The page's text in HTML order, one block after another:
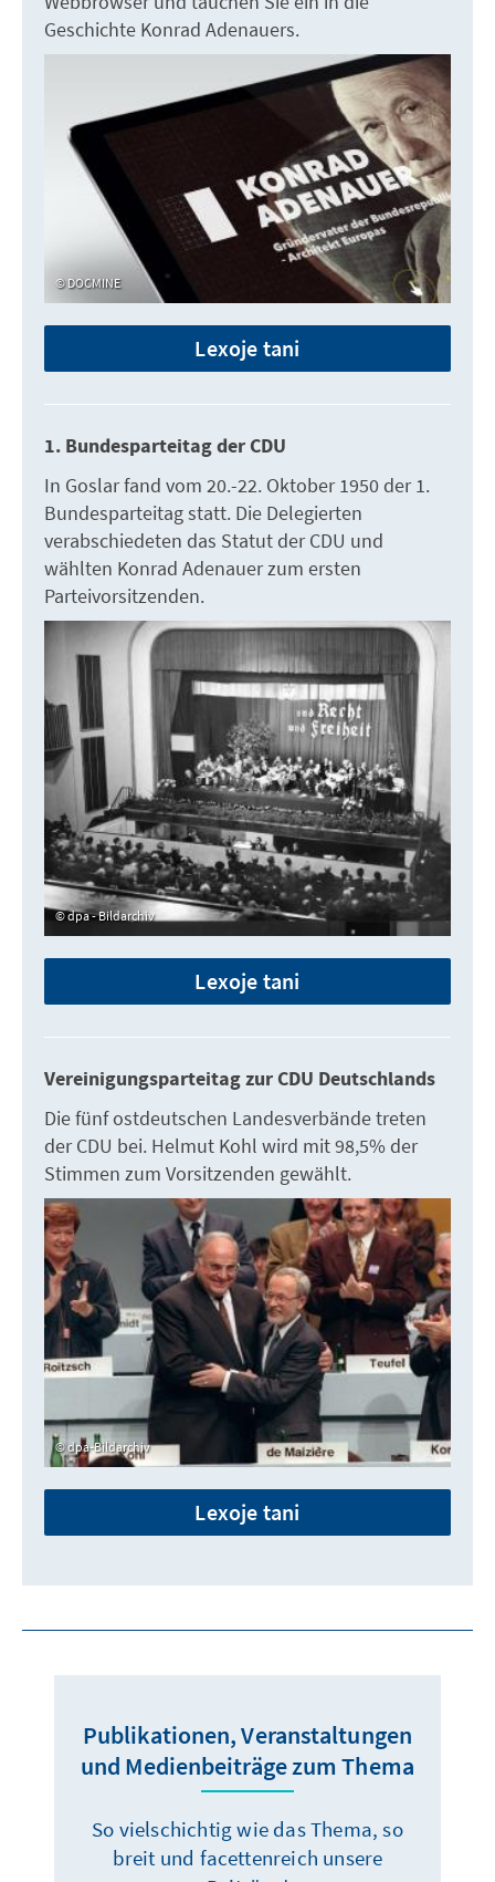
Geschichte Konrad Adenauers.
DOCMINE
Lexoje tani
1. Bundesparteitag der CDU
In Goslar fand vom 20.-22. Oktober 1950 der 1.
Bundesparteitag statt. Die Delegierten
verabschiedeten das Statut der CDU und
wählten Konrad Adenauer zum ersten
Parteivorsitzenden.
dpa - Bildarchiv
Lexoje tani
Vereinigungsparteitag zur CDU Deutschlands
Die fünf ostdeutschen Landesverbände treten
der CDU bei. Helmut Kohl wird mit 98,5% der
Stimmen zum Vorsitzenden gewählt.
dpa-Bildarchiv
Lexoje tani
Publikationen, Veranstaltungen
und Medienbeiträge zum Thema
So vielschichtig wie das Thema, so
breit und facettenreich unsere